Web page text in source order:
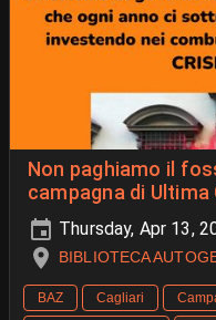
Non paghiamo il
campagna di Ultima
Thursday, Apr 13,
BIBLIOTECA
BAZ Cagliari